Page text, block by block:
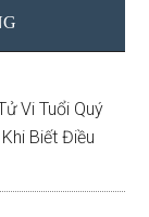
Vi Tuổi Quý
Biết Điều